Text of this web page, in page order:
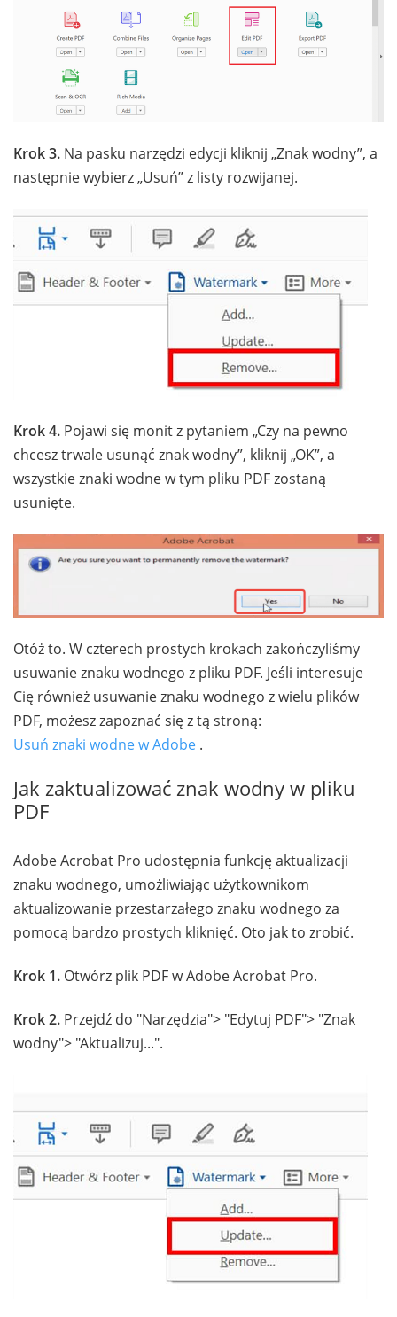
Krok 3. Na pasku narzędzi edycji kliknij „Znak wodny”, a
następnie wybierz „Usuń” z listy rozwijanej.
Krok 4. Pojawi się monit z pytaniem „Czy na pewno
chcesz trwale usunąć znak wodny”, kliknij „OK”, a
wszystkie znaki wodne w tym pliku PDF zostaną
usunięte.
Otóż to. W czterech prostych krokach zakończyliśmy
usuwanie znaku wodnego z pliku PDF. Jeśli interesuje
Cię również usuwanie znaku wodnego z wielu plików
PDF, możesz zapoznać się z tą stroną:
Usuń znaki wodne w Adobe .
Jak zaktualizować znak wodny w pliku
PDF
Adobe Acrobat Pro udostępnia funkcję aktualizacji
znaku wodnego, umożliwiając użytkownikom
aktualizowanie przestarzałego znaku wodnego za
pomocą bardzo prostych kliknięć. Oto jak to zrobić.
Krok 1. Otwórz plik PDF w Adobe Acrobat Pro.
Krok 2. Przejdź do "Narzędzia"> "Edytuj PDF"> "Znak
wodny"> "Aktualizuj...".